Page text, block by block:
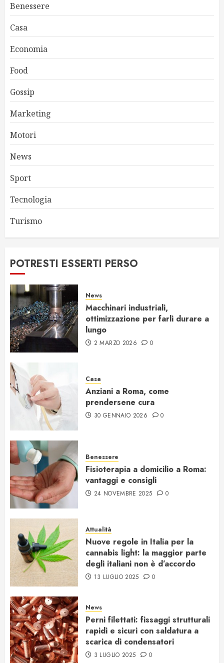
Benessere
Casa
Economia
Food
Gossip
Marketing
Motori
News
Sport
Tecnologia
Turismo
POTRESTI ESSERTI PERSO
News
Macchinari industriali,
ottimizzazione per farli durare a
lungo
2 MARZO 2026 0
Casa
Anziani a Roma, come
prendersene cura
30 GENNAIO 2026 0
Benessere
Fisioterapia a domicilio a Roma:
vantaggi e consigli
24 NOVEMBRE 2025 0
Attualità
Nuove regole in Italia per la
cannabis light: la maggior parte
degli italiani non è d’accordo
13 LUGLIO 2025 0
News
Perni filettati: fissaggi strutturali
rapidi e sicuri con saldatura a
scarica di condensatori
3 LUGLIO 2025 0